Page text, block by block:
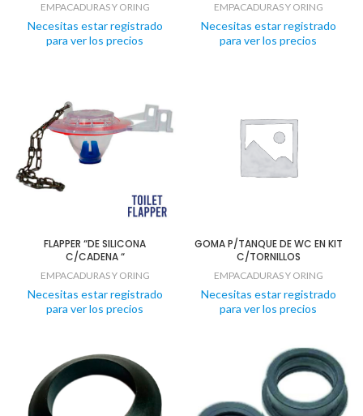
EMPACADURAS Y ORING
Necesitas estar registrado
para ver los precios
EMPACADURAS Y ORING
Necesitas estar registrado
para ver los precios
FLAPPER “DE SILICONA
C/CADENA “
EMPACADURAS Y ORING
Necesitas estar registrado
para ver los precios
GOMA P/TANQUE DE WC EN KIT
C/TORNILLOS
EMPACADURAS Y ORING
Necesitas estar registrado
para ver los precios